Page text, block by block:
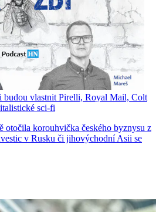
budou vlastnit Pirelli, Royal Mail, Colt
sci-fi
otočila korouhvička českého byznysu z
v Rusku či jihovýchodní Asii se